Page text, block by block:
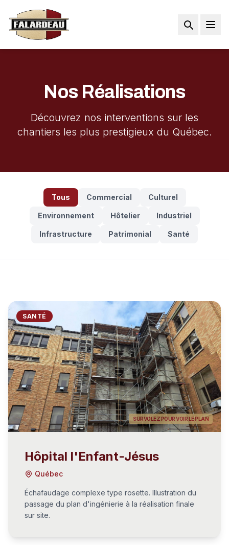
Accueil
À propos
Carrières
Contact
Nos Réalisations
Découvrez nos interventions sur les
chantiers les plus prestigieux du Québec.
Tous Commercial Culturel
Environnement Hôtelier Industriel
Infrastructure Patrimonial Santé
SANTÉ
SURVOLEZ POUR VOIR LE PLAN
Hôpital l'Enfant-Jésus
Québec
Échafaudage complexe type rosette. Illustration du
passage du plan d'ingénierie à la réalisation finale
sur site.